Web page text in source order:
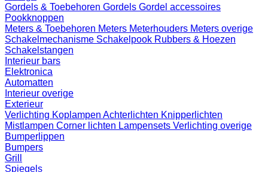
Gordels & Toebehoren Gordels Gordel accessoires
Pookknoppen
Meters & Toebehoren Meters Meterhouders Meters overige
Schakelmechanisme Schakelpook Rubbers & Hoezen
Schakelstangen
Interieur bars
Elektronica
Automatten
Interieur overige
Exterieur
Verlichting Koplampen Achterlichten Knipperlichten
Mistlampen Corner lichten Lampensets Verlichting overige
Bumperlippen
Bumpers
Grill
Spiegels